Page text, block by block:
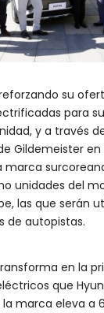
su
para
y a través
Gildemeister
marca
unidades del
las que serán
de autopistas.
en la
que
la marca eleva a